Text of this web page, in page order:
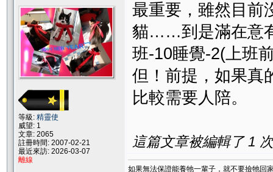
等級: 精靈使
威望: 1
文章: 2065
註冊時間: 2007-02-21
最近來訪: 2026-03-07
離線
最重要，雖然目前
貓……到是滿在意
班-10睡覺-2(上班
但！前提，如果真
比較需要人陪。
這篇文章被編輯了 1
如果無法保證能養牠一輩子，就不要撿牠回